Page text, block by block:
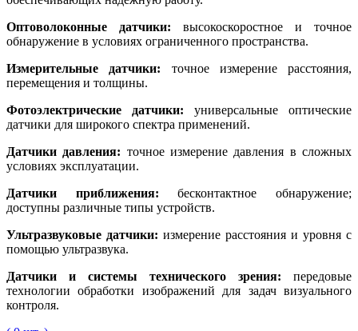
Оптоволоконные датчики: высокоскоростное и точное
обнаружение в условиях ограниченного пространства.
Измерительные датчики: точное измерение расстояния,
перемещения и толщины.
Фотоэлектрические датчики: универсальные оптические
датчики для широкого спектра применений.
Датчики давления: точное измерение давления в сложных
условиях эксплуатации.
Датчики приближения: бесконтактное обнаружение;
доступны различные типы устройств.
Ультразвуковые датчики: измерение расстояния и уровня с
помощью ультразвука.
Датчики и системы технического зрения: передовые
технологии обработки изображений для задач визуального
контроля.